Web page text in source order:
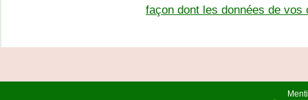
façon dont les données de